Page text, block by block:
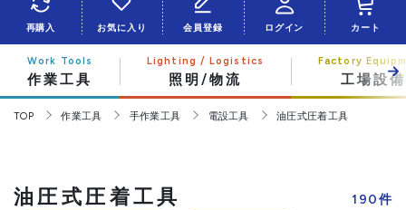
再購入 お気に入り 会員登録 ログイン カート
作業工具 照明/物流 工場設備
TOP 作業工具 手作業工具 電設工具 油圧式圧着工具
油圧式圧着工具 190件